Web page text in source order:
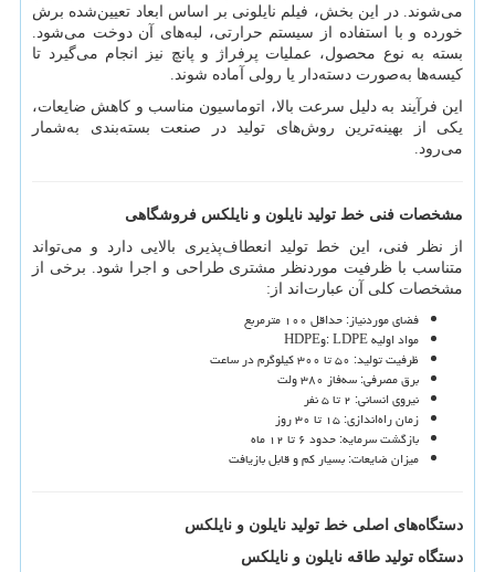
می‌شوند. در این بخش، فیلم نایلونی بر اساس ابعاد تعیین‌شده برش
خورده و با استفاده از سیستم حرارتی، لبه‌های آن دوخت می‌شود.
بسته به نوع محصول، عملیات پرفراژ و پانچ نیز انجام می‌گیرد تا
کیسه‌ها به‌صورت دسته‌دار یا رولی آماده شوند.
این فرآیند به دلیل سرعت بالا، اتوماسیون مناسب و کاهش ضایعات،
یکی از بهینه‌ترین روش‌های تولید در صنعت بسته‌بندی به‌شمار
می‌رود.
مشخصات فنی خط تولید نایلون و نایلکس فروشگاهی
از نظر فنی، این خط تولید انعطاف‌پذیری بالایی دارد و می‌تواند
متناسب با ظرفیت موردنظر مشتری طراحی و اجرا شود. برخی از
مشخصات کلی آن عبارت‌اند از:
فضای موردنیاز: حداقل ۱۰۰ مترمربع
مواد اولیه: LDPEوHDPE
ظرفیت تولید: ۵۰ تا ۳۰۰ کیلوگرم در ساعت
برق مصرفی: سه‌فاز ۳۸۰ ولت
نیروی انسانی: ۲ تا ۵ نفر
زمان راه‌اندازی: ۱۵ تا ۳۰ روز
بازگشت سرمایه: حدود ۶ تا ۱۲ ماه
میزان ضایعات: بسیار کم و قابل بازیافت
دستگاه‌های اصلی خط تولید نایلون و نایلکس
دستگاه تولید طاقه نایلون و نایلکس